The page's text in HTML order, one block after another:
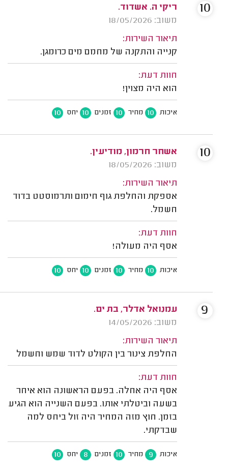
ריקי ה. אשדוד.
משוב: 18/05/2026
תיאור השירות:
קנייה והתקנה של מחמם מים כרומגן.
חוות דעת:
הוא היה מצוין!
איכות 10 מחיר 10 זמנים 10 יחס 10
10
אשחר חרמון, מודיעין.
משוב: 18/05/2026
תיאור השירות:
אספקת והחלפת גוף חימום ותרמוסטט בדוד
חשמל.
חוות דעת:
אסף היה מעולה!
איכות 10 מחיר 10 זמנים 10 יחס 10
10
עמנואל אדלר, בת ים.
משוב: 14/05/2026
תיאור השירות:
החלפת צינור בין הקולט לדוד שמש וחשמל
חוות דעת:
אסף היה אחלה. בפעם הראשונה הוא איחר
בשעה וביטלתי אותו. בפעם השנייה הוא הגיע
בזמן. חוץ מזה המחיר היה זול ביחס למה
שבדקתי.
איכות 9 מחיר 10 זמנים 8 יחס 10
9